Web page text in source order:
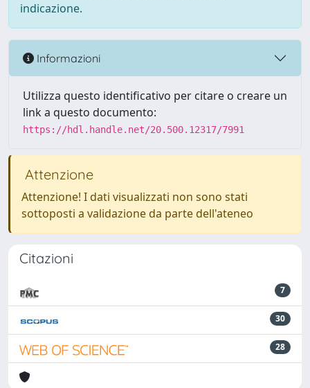
indicazione.
Informazioni
Utilizza questo identificativo per citare o creare un
link a questo documento:
https://hdl.handle.net/20.500.12317/7991
Attenzione
Attenzione! I dati visualizzati non sono stati
sottoposti a validazione da parte dell'ateneo
Citazioni
7
30
28